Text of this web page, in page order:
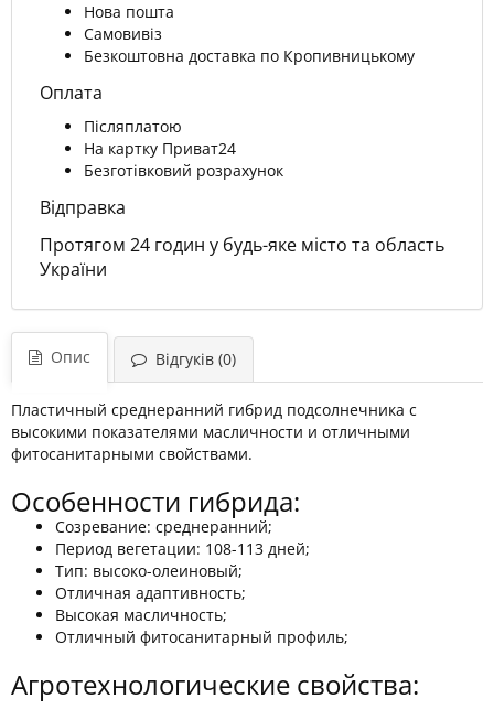
Нова пошта
Самовивіз
Безкоштовна доставка по Кропивницькому
Оплата
Післяплатою
На картку Приват24
Безготівковий розрахунок
Відправка
Протягом 24 годин у будь-яке місто та область
України
Опис Відгуків (0)
Пластичный среднеранний гибрид подсолнечника с
высокими показателями масличности и отличными
фитосанитарными свойствами.
Особенности гибрида:
Созревание: среднеранний;
Период вегетации: 108-113 дней;
Тип: высоко-олеиновый;
Отличная адаптивность;
Высокая масличность;
Отличный фитосанитарный профиль;
Агротехнологические свойства: